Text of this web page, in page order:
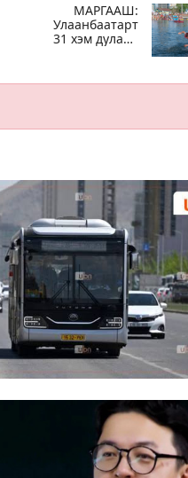
МАРГААШ:
Улаанбаатарт
31 хэм дулаан